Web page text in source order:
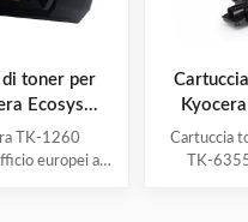
di toner per
Ecosys
TK-1260
europei a
domanda di
Cartuccia
TK-